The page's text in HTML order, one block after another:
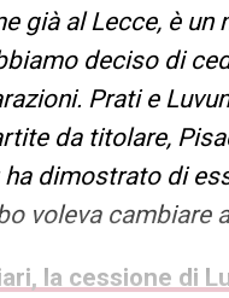
già al Lecce, è
deciso di
Prati e
da titolare,
dimostrato di
voleva cambiare
la cessione di